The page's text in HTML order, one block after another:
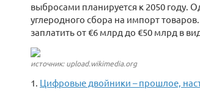
выбросами планируется к 2050 году.
углеродного сбора на импорт
заплатить от €6 млрд до €50 млрд в
источник: upload.wikimedia.org
1. Цифровые двойники – прошлое,